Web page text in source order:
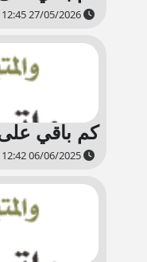
كم باقي على